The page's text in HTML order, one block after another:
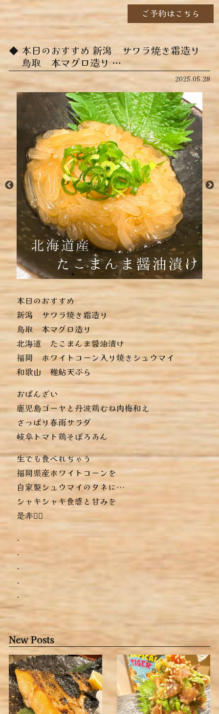
ご予約はこちら
本日のおすすめ ︎新潟 サワラ焼き霜造り ︎
鳥取 本マグロ造り …
2025.05.28
本日のおすすめ
︎新潟 サワラ焼き霜造り
︎鳥取 本マグロ造り
︎北海道 たこまんま醤油漬け
︎福岡 ホワイトコーン入り焼きシュウマイ
︎和歌山 稚鮎天ぷら
おばんざい
︎鹿児島ゴーヤと丹波鶏むね肉梅和え
︎さっぱり春雨サラダ
︎岐阜トマト鶏そぼろあん
生でも食べれちゃう
福岡県産ホワイトコーンを
自家製シュウマイのタネに…
シャキシャキ食感と甘みを
是非っ🏻‍
.
.
.
.
.
New Posts